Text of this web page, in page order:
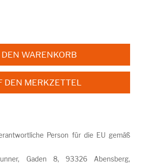
WARENKORB
DEN MERKZETTEL
Person für die EU gemäß
Gaden 8, 93326 Abensberg,